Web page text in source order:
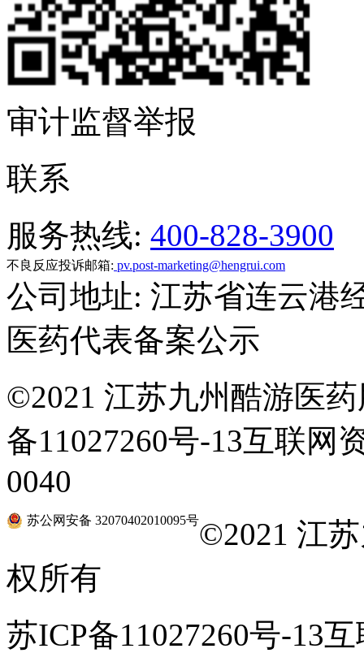
审计监督举报
联系
服务热线: 400-828-3900
不良反应投诉邮箱: pv.post-marketing@hengrui.com
公司地址: 江苏省连云港
医药代表备案公示
©2021 江苏九州酷游医
备11027260号-13互联网
0040
苏公网安备 32070402010095号©2021 江
权所有
苏ICP备11027260号-13